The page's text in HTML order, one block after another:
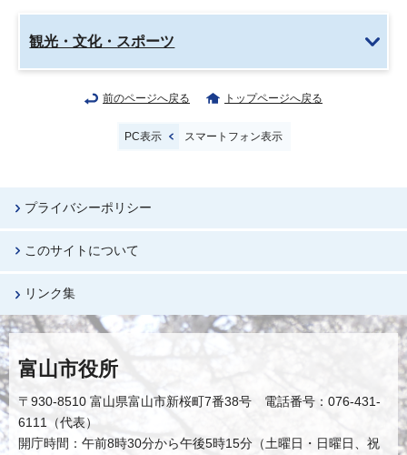
観光・文化・スポーツ
前のページへ戻る トップページへ戻る
PC表示 スマートフォン表示
プライバシーポリシー
このサイトについて
リンク集
富山市役所
〒930-8510 富山県富山市新桜町7番38号 電話番号：076-431-
6111（代表）
開庁時間：午前8時30分から午後5時15分（土曜日・日曜日、祝